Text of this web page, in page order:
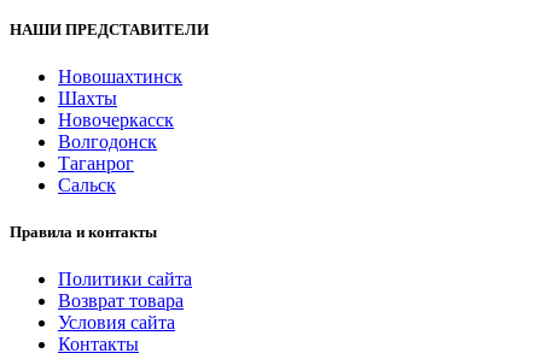
НАШИ ПРЕДСТАВИТЕЛИ
Новошахтинск
Шахты
Новочеркасск
Волгодонск
Таганрог
Сальск
Правила и контакты
Политики сайта
Возврат товара
Условия сайта
Контакты